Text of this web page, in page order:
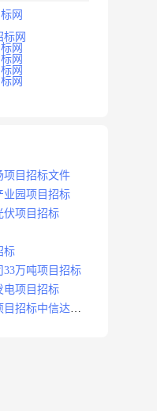
网
网
网
网
网
网
项目招标文件
业园项目招标
伏项目招标
标
万吨项目招标
电项目招标
招标中信达咨